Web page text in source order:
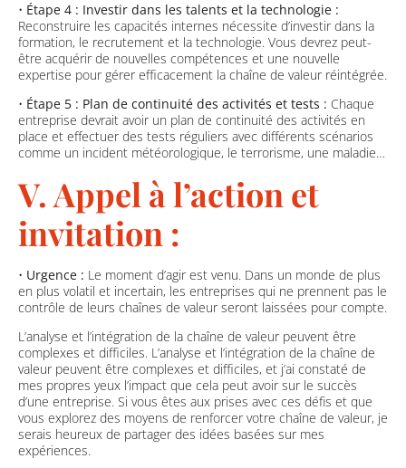
• Étape 4 : Investir dans les talents et la technologie :
Reconstruire les capacités internes nécessite d’investir dans la
formation, le recrutement et la technologie. Vous devrez peut-
être acquérir de nouvelles compétences et une nouvelle
expertise pour gérer efficacement la chaîne de valeur réintégrée.
• Étape 5 : Plan de continuité des activités et tests : Chaque
entreprise devrait avoir un plan de continuité des activités en
place et effectuer des tests réguliers avec différents scénarios
comme un incident météorologique, le terrorisme, une maladie…
V. Appel à l’action et
invitation :
• Urgence : Le moment d’agir est venu. Dans un monde de plus
en plus volatil et incertain, les entreprises qui ne prennent pas le
contrôle de leurs chaînes de valeur seront laissées pour compte.
L’analyse et l’intégration de la chaîne de valeur peuvent être
complexes et difficiles. L’analyse et l’intégration de la chaîne de
valeur peuvent être complexes et difficiles, et j’ai constaté de
mes propres yeux l’impact que cela peut avoir sur le succès
d’une entreprise. Si vous êtes aux prises avec ces défis et que
vous explorez des moyens de renforcer votre chaîne de valeur, je
serais heureux de partager des idées basées sur mes
expériences.